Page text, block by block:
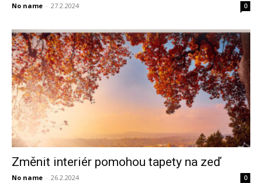
No name - 27.2.2024 0
Změnit interiér pomohou tapety na zeď
No name - 26.2.2024 0